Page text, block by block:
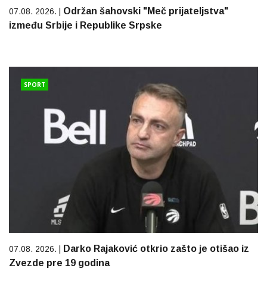
07.08. 2026. | Održan šahovski "Meč prijateljstva"
između Srbije i Republike Srpske
SPORT
07.08. 2026. |
Darko Rajaković otkrio zašto je otišao iz
Zvezde pre 19 godina